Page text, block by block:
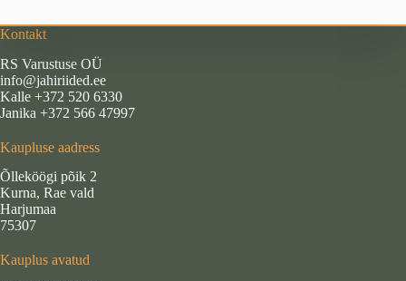
Kontakt
RS Varustuse OÜ
info@jahiriided.ee
Kalle +372 520 6330
Janika +372 566 47997
Kaupluse aadress
Õlleköögi põik 2
Kurna, Rae vald
Harjumaa
75307
Kauplus avatud